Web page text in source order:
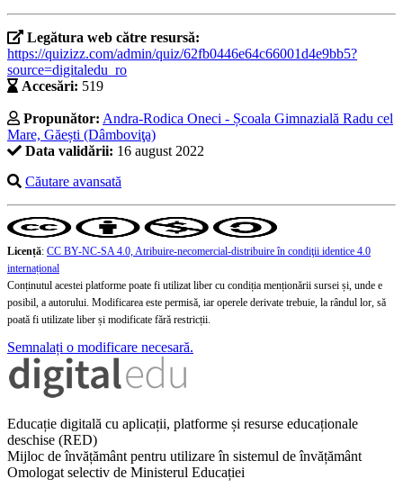
Legătura web către resursă:
https://quizizz.com/admin/quiz/62fb0446e64c66001d4e9bb5?
source=digitaledu_ro
Accesări: 519
Propunător: Andra-Rodica Oneci - Școala Gimnazială Radu cel
Mare, Găești (Dâmboviţa)
Data validării: 16 august 2022
Căutare avansată
Licență: CC BY-NC-SA 4.0, Atribuire-necomercial-distribuire în condiţii identice 4.0
internațional
Conținutul acestei platforme poate fi utilizat liber cu condiția menționării sursei și, unde e
posibil, a autorului. Modificarea este permisă, iar operele derivate trebuie, la rândul lor, să
poată fi utilizate liber și modificate fără restricții.
Semnalați o modificare necesară.
Educație digitală cu aplicații, platforme și resurse educaționale
deschise (RED)
Mijloc de învățământ pentru utilizare în sistemul de învățământ
Omologat selectiv de Ministerul Educației